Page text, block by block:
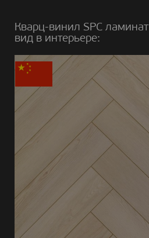
Кварц-винил SPC
вид в интерьере: